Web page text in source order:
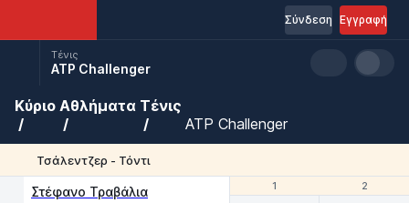
Εγγραφή
Σύνδεση
Τένις
ATP Challenger
Κύριο Αθλήματα Τένις
ATP Challenger
Τσάλεντζερ - Τόντι
1 2
Στέφανο Τραβάλια 1 2